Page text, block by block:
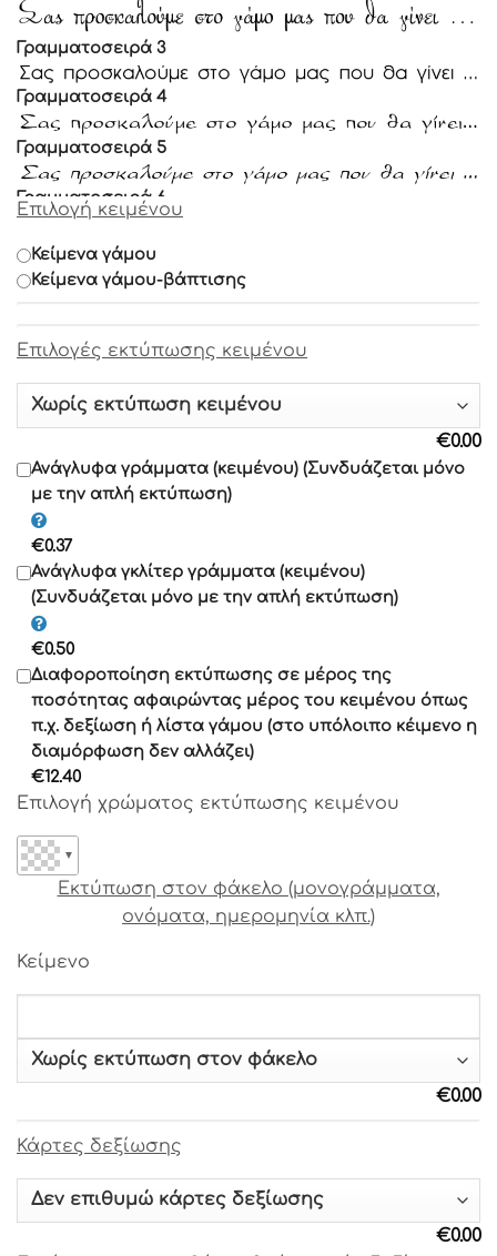
Γραμματοσειρά 3
Γραμματοσειρά 4
Γραμματοσειρά 5
Γραμματοσειρά 6
Γραμματοσειρά 7
Γραμματοσειρά 9
Γραμματοσειρά 10
Γραμματοσειρά 11
Γραμματοσειρά 12
Γραμματοσειρά 13
Γραμματοσειρά 14
Γραμματοσειρά 15
Γραμματοσειρά 16
Γραμματοσειρά 17
Γραμματοσειρά 18
Γραμματοσειρά 19
Γραμματοσειρά 21
Γραμματοσειρά 22
Γραμματοσειρά 24
Επιλογή κειμένου
Κείμενα γάμου
Κείμενα γάμου-βάπτισης
Επιλογές εκτύπωσης κειμένου
€0.00
Ανάγλυφα γράμματα (κειμένου) (Συνδυάζεται μόνο
με την απλή εκτύπωση)
€0.37
Ανάγλυφα γκλίτερ γράμματα (κειμένου)
(Συνδυάζεται μόνο με την απλή εκτύπωση)
€0.50
Διαφοροποίηση εκτύπωσης σε μέρος της
ποσότητας αφαιρώντας μέρος του κειμένου όπως
π.χ. δεξίωση ή λίστα γάμου (στο υπόλοιπο κέιμενο η
διαμόρφωση δεν αλλάζει)
€12.40
Επιλογή χρώματος εκτύπωσης κειμένου
▼
Εκτύπωση στον φάκελο (μονογράμματα,
ονόματα, ημερομηνία κλπ.)
Κείμενο
€0.00
Κάρτες δεξίωσης
€0.00